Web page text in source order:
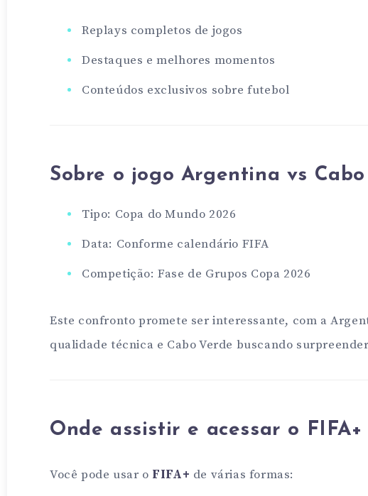
Replays completos de jogos
Destaques e melhores momentos
Conteúdos exclusivos sobre futebol
Sobre o jogo Argentina vs
Tipo: Copa do Mundo 2026
Data: Conforme calendário FIFA
Competição: Fase de Grupos Copa 2026
Este confronto promete ser interessante, com a
qualidade técnica e Cabo Verde buscando
Onde assistir e acessar o FIFA+
Você pode usar o FIFA+ de várias formas: